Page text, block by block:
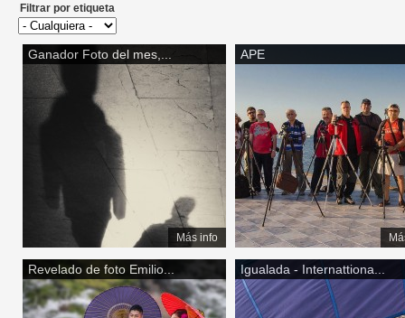
Filtrar por etiqueta
Ganador Foto del mes,...
Más info
APE
Revelado de foto Emilio... Igualada - Internattiona...